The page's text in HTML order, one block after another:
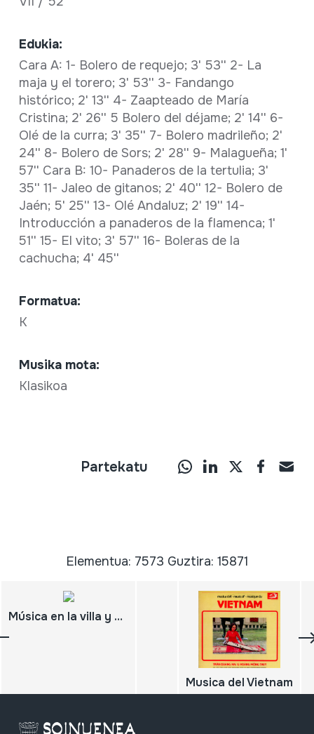
Edukia:
Cara A: 1- Bolero de requejo; 3' 53'' 2- La
maja y el torero; 3' 53'' 3- Fandango
histórico; 2' 13'' 4- Zaapteado de María
Cristina; 2' 26'' 5 Bolero del déjame; 2' 14'' 6-
Olé de la curra; 3' 35'' 7- Bolero madrileño; 2'
24'' 8- Bolero de Sors; 2' 28'' 9- Malagueña; 1'
57'' Cara B: 10- Panaderos de la tertulia; 3'
35'' 11- Jaleo de gitanos; 2' 40'' 12- Bolero de
Jaén; 5' 25'' 13- Olé Andaluz; 2' 19'' 14-
Introducción a panaderos de la flamenca; 1'
51'' 15- El vito; 3' 57'' 16- Boleras de la
cachucha; 4' 45''
Formatua:
K
Musika mota:
Klasikoa
Partekatu
Elementua: 7573 Guztira: 15871
Música en la villa y corte de Madrid; Vol. 2; La Tuna
Musica del Vietnam